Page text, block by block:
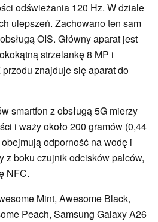
odświeżania 120 Hz. W dziale
ulepszeń. Zachowano ten sam
OIS. Główny aparat jest
strzelankę 8 MP i
znajduje się aparat do
smartfon z obsługą 5G mierzy
i waży około 200 gramów (0,44
odporność na wodę i
z boku czujnik odcisków palców,
NFC.
Mint, Awesome Black,
Peach, Samsung Galaxy A26